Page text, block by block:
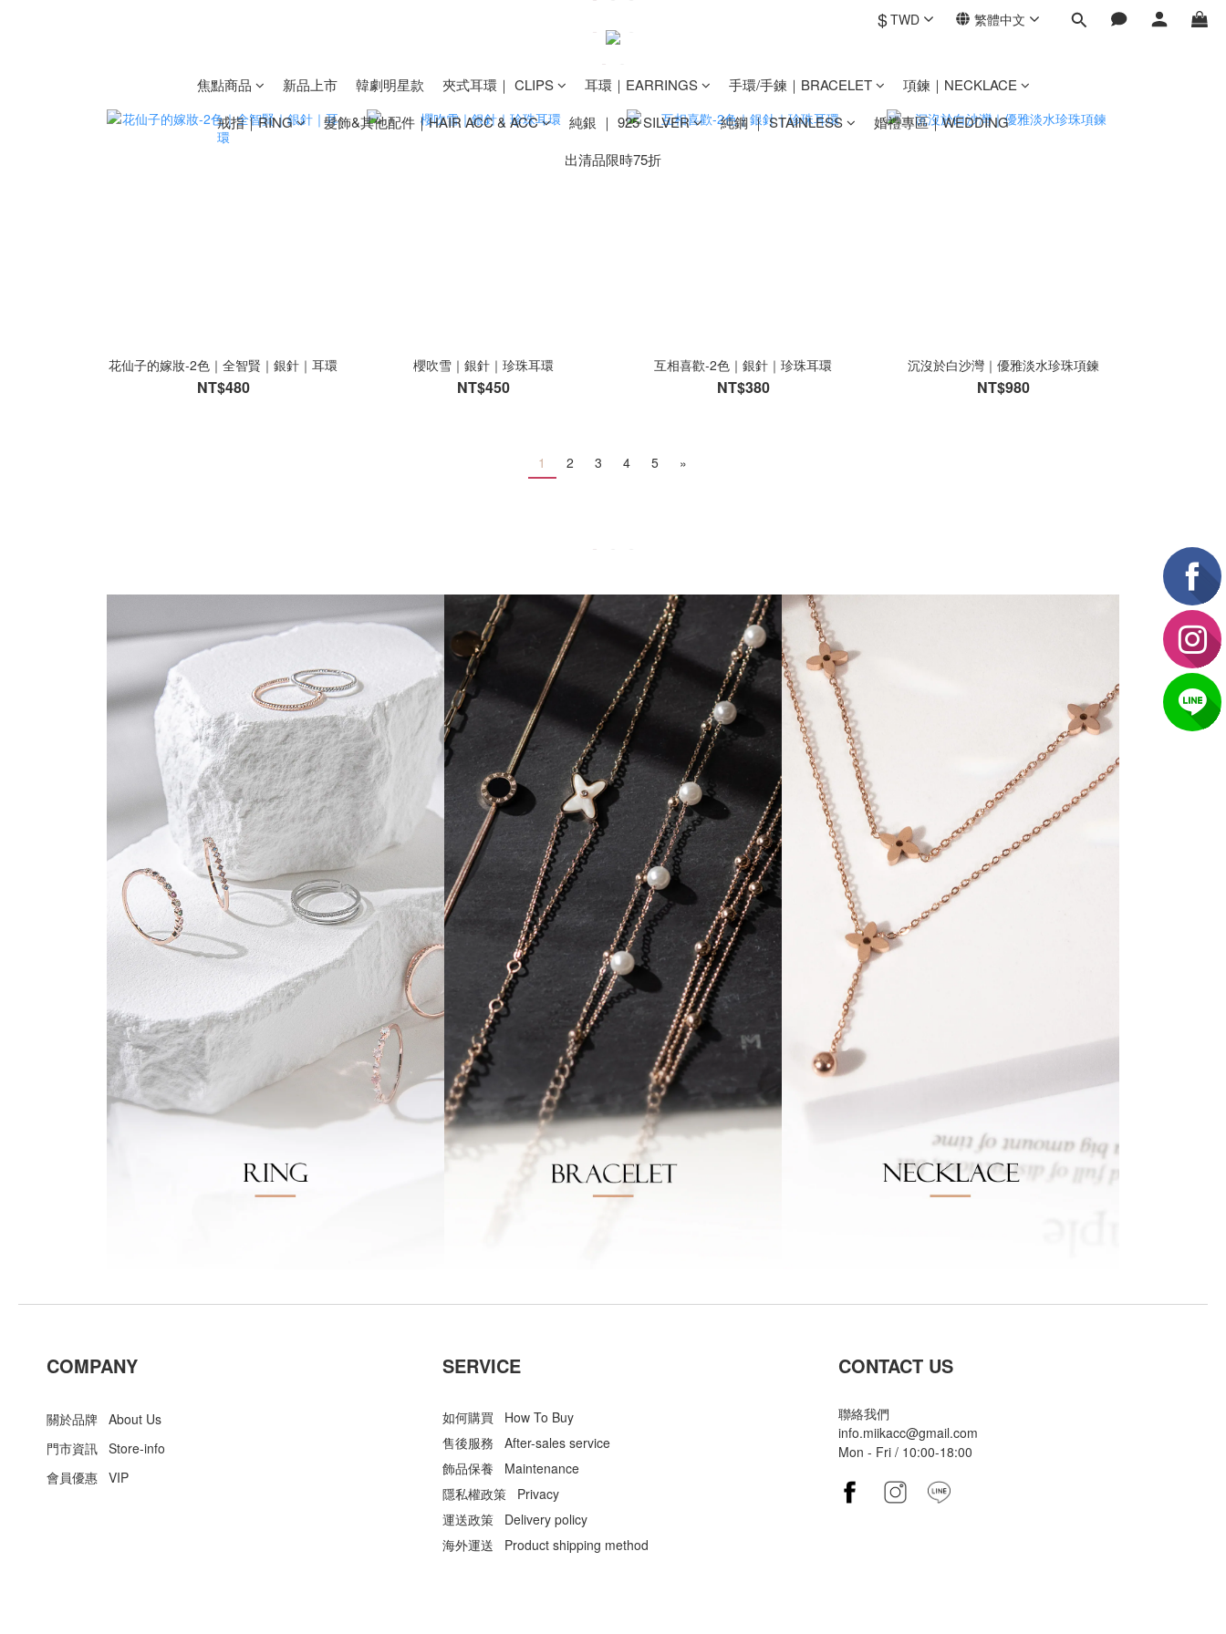
$TWD 繁體中文
焦點商品 新品上市 韓劇明星款 夾式耳環｜ CLIPS 耳環｜EARRINGS 手環/手鍊｜BRACELET
項鍊｜NECKLACE
戒指｜RING
髮飾&其他配件｜HAIR ACC & ACC 純銀 ｜ 925 SILVER 純鋼 ｜ STAINLESS
婚禮專區｜WEDDING
出清品限時75折
花仙子的嫁妝-2色｜全智賢｜銀針｜耳環
NT$480
櫻吹雪｜銀針｜珍珠耳環
NT$450
互相喜歡-2色｜銀針｜珍珠耳環
NT$380
沉沒於白沙灣｜優雅淡水珍珠項鍊
NT$980
1 2 3 4 5 »
COMPANY
關於品牌 About Us
門市資訊 Store-info
會員優惠 VIP
SERVICE
如何購買 How To Buy
售後服務 After-sales service
飾品保養 Maintenance
隱私權政策 Privacy
運送政策 Delivery policy
海外運送 Product shipping method
CONTACT US
聯絡我們
info.miikacc@gmail.com
Mon - Fri / 10:00-18:00